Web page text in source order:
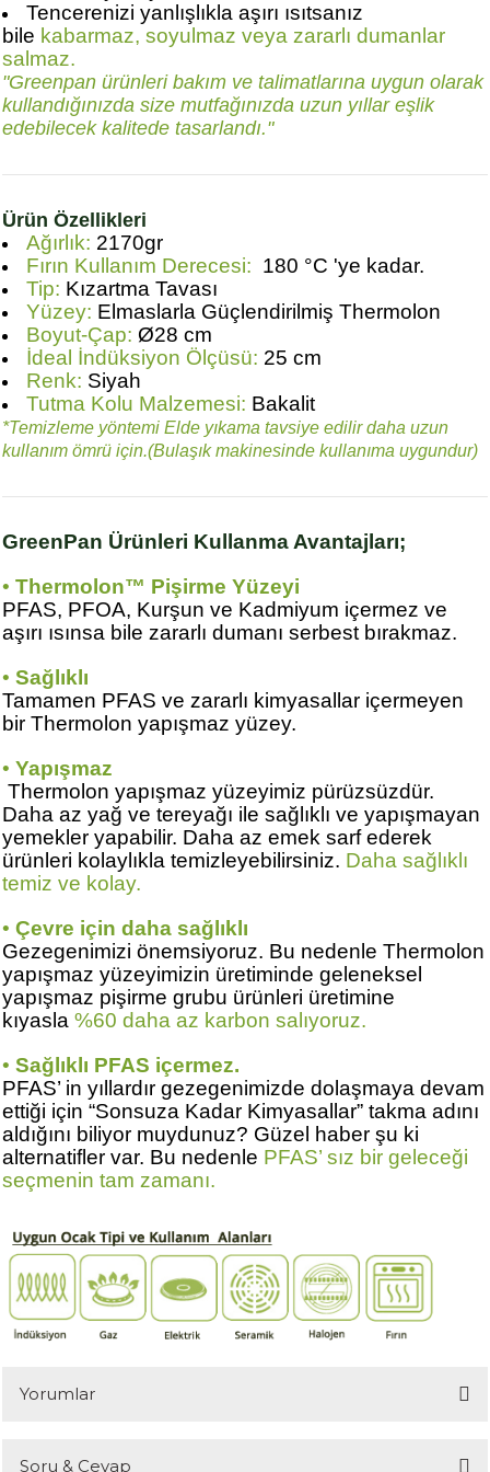
Tencerenizi yanlışlıkla aşırı ısıtsanız
bile kabarmaz, soyulmaz veya zararlı dumanlar
salmaz.
"Greenpan ürünleri bakım ve talimatlarına uygun olarak
kullandığınızda size mutfağınızda uzun yıllar eşlik
edebilecek kalitede tasarlandı."
Ürün Özellikleri
Ağırlık: 2170gr
Fırın Kullanım Derecesi: 180 °C 'ye kadar.
Tip: Kızartma Tavası
Yüzey: Elmaslarla Güçlendirilmiş Thermolon
Boyut-Çap: Ø28 cm
İdeal İndüksiyon Ölçüsü: 25 cm
Renk: Siyah
Tutma Kolu Malzemesi: Bakalit
*Temizleme yöntemi Elde yıkama tavsiye edilir daha uzun
kullanım ömrü için.(Bulaşık makinesinde kullanıma uygundur)
GreenPan Ürünleri Kullanma Avantajları;
• Thermolon™ Pişirme Yüzeyi
PFAS, PFOA, Kurşun ve Kadmiyum içermez ve
aşırı ısınsa bile zararlı dumanı serbest bırakmaz.
• Sağlıklı
Tamamen PFAS ve zararlı kimyasallar içermeyen
bir Thermolon yapışmaz yüzey.
• Yapışmaz
Thermolon yapışmaz yüzeyimiz pürüzsüzdür.
Daha az yağ ve tereyağı ile sağlıklı ve yapışmayan
yemekler yapabilir. Daha az emek sarf ederek
ürünleri kolaylıkla temizleyebilirsiniz. Daha sağlıklı
temiz ve kolay.
• Çevre için daha sağlıklı
Gezegenimizi önemsiyoruz. Bu nedenle Thermolon
yapışmaz yüzeyimizin üretiminde geleneksel
yapışmaz pişirme grubu ürünleri üretimine
kıyasla %60 daha az karbon salıyoruz.
• Sağlıklı PFAS içermez.
PFAS’ in yıllardır gezegenimizde dolaşmaya devam
ettiği için “Sonsuza Kadar Kimyasallar” takma adını
aldığını biliyor muydunuz? Güzel haber şu ki
alternatifler var. Bu nedenle PFAS’ sız bir geleceği
seçmenin tam zamanı.
Yorumlar
Soru & Cevap